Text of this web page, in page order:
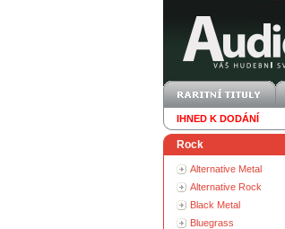
IHNED K DODÁNÍ
Rock
Alternative Metal
Alternative Rock
Black Metal
Bluegrass